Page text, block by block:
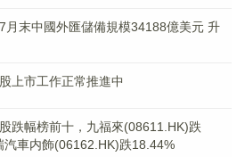
月末中國外匯儲備規模34188億美元 升
上市工作正常推進中
股跌幅榜前十，九福來(08611.HK)跌
汽車内飾(06162.HK)跌18.44%